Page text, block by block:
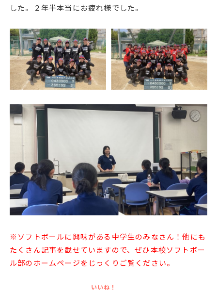
地域の皆様へ
同窓会
教育関係者の方へ
各種証明書発行
アクセス
お問い合わせ
English
プライバシーポリシー
した。２年半本当にお疲れ様でした。
※ソフトボールに興味がある中学生のみなさん！他にも
たくさん記事を載せていますので、ぜひ本校ソフトボー
ル部のホームページをじっくりご覧ください。
いいね！